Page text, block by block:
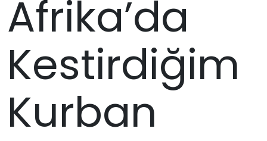
Afrika’da
Kestirdiğim
Kurban